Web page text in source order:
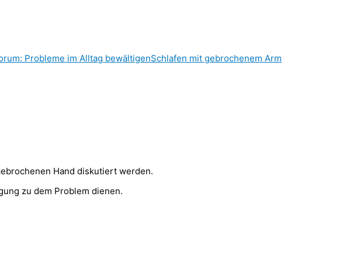
Probleme im Alltag bewältigenSchlafen mit gebrochenem Arm
Hand diskutiert werden.
zu dem Problem dienen.